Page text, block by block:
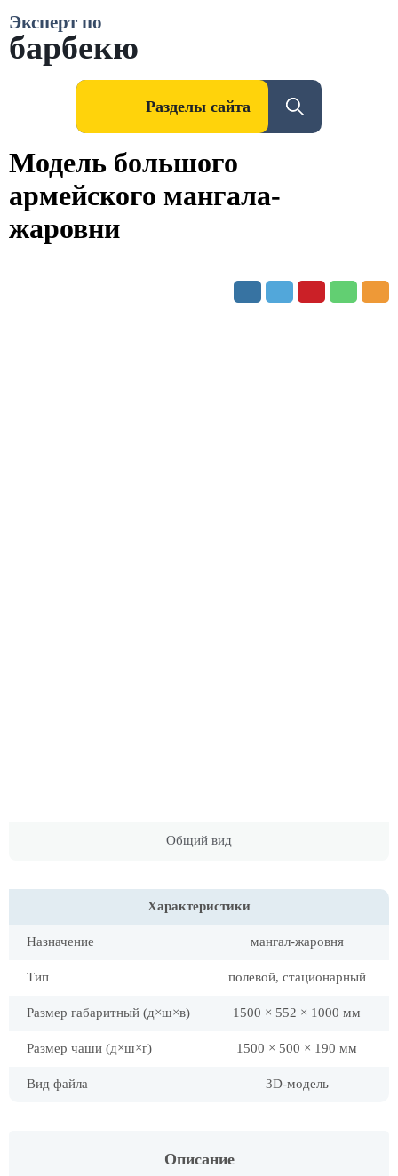
Эксперт по
барбекю
Разделы сайта
Модель большого
армейского мангала-
жаровни
Общий вид
Характеристики
Назначение мангал-жаровня
Тип полевой, стационарный
Размер габаритный (д×ш×в) 1500 × 552 × 1000 мм
Размер чаши (д×ш×г) 1500 × 500 × 190 мм
Вид файла 3D-модель
Описание